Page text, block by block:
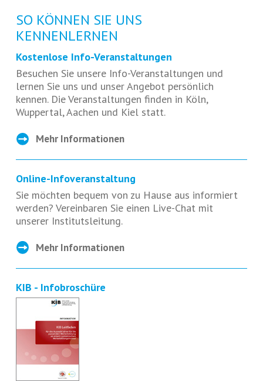
SO KÖNNEN SIE UNS
KENNENLERNEN
Kostenlose Info-Veranstaltungen
Besuchen Sie unsere Info-Veranstaltungen und
lernen Sie uns und unser Angebot persönlich
kennen. Die Veranstaltungen finden in Köln,
Wuppertal, Aachen und Kiel statt.
Mehr Informationen
Online-Infoveranstaltung
Sie möchten bequem von zu Hause aus informiert
werden? Vereinbaren Sie einen Live-Chat mit
unserer Institutsleitung.
Mehr Informationen
KIB - Infobroschüre